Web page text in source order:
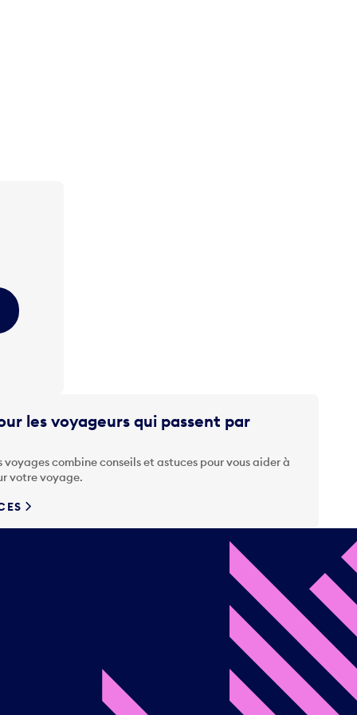
les voyageurs qui passent par
combine conseils et astuces pour vous aider à
votre voyage.